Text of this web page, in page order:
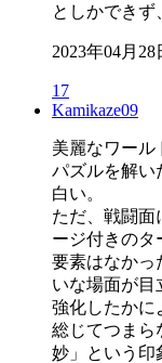
としかできず
2023年04月28
17
Kamikaze09
美麗なワール
パズルを解い
白い。
ただ、戦闘面
ージ付きのタ
要素はなかっ
いな場面が目
強化したかに
総じてつまら
妙」という印